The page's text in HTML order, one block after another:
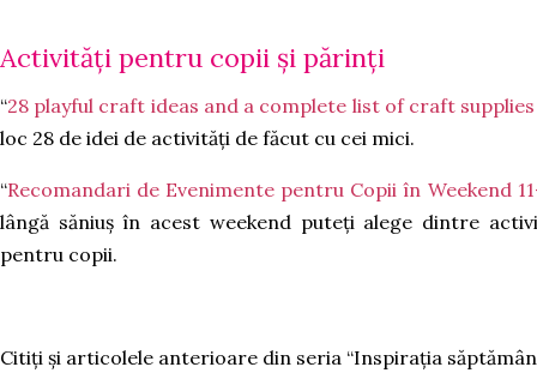
Activități pentru copii și părinți
“28 playful craft ideas and a complete list of craft
loc 28 de idei de activități de făcut cu cei mici.
“Recomandari de Evenimente pentru Copii în Weekend
lângă săniuș în acest weekend puteți alege dintre
pentru copii.
Citiți și articolele anterioare din seria “Inspirația